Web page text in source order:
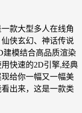
款大型多人在线角
侠玄幻、神话传说
建模结合高品质渲染
快速的2D引擎,经典
给你一幅又一幅美
出来，这是一款类